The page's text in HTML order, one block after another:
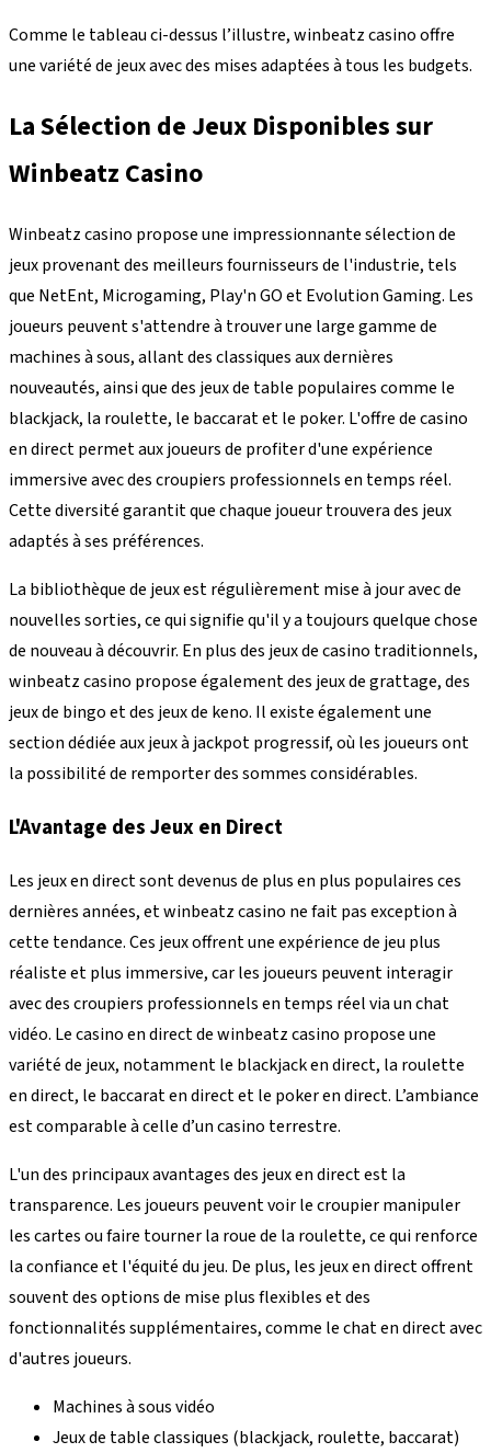
Comme le tableau ci-dessus l’illustre, winbeatz casino offre
une variété de jeux avec des mises adaptées à tous les budgets.
La Sélection de Jeux Disponibles sur
Winbeatz Casino
Winbeatz casino propose une impressionnante sélection de
jeux provenant des meilleurs fournisseurs de l'industrie, tels
que NetEnt, Microgaming, Play'n GO et Evolution Gaming. Les
joueurs peuvent s'attendre à trouver une large gamme de
machines à sous, allant des classiques aux dernières
nouveautés, ainsi que des jeux de table populaires comme le
blackjack, la roulette, le baccarat et le poker. L'offre de casino
en direct permet aux joueurs de profiter d'une expérience
immersive avec des croupiers professionnels en temps réel.
Cette diversité garantit que chaque joueur trouvera des jeux
adaptés à ses préférences.
La bibliothèque de jeux est régulièrement mise à jour avec de
nouvelles sorties, ce qui signifie qu'il y a toujours quelque chose
de nouveau à découvrir. En plus des jeux de casino traditionnels,
winbeatz casino propose également des jeux de grattage, des
jeux de bingo et des jeux de keno. Il existe également une
section dédiée aux jeux à jackpot progressif, où les joueurs ont
la possibilité de remporter des sommes considérables.
L'Avantage des Jeux en Direct
Les jeux en direct sont devenus de plus en plus populaires ces
dernières années, et winbeatz casino ne fait pas exception à
cette tendance. Ces jeux offrent une expérience de jeu plus
réaliste et plus immersive, car les joueurs peuvent interagir
avec des croupiers professionnels en temps réel via un chat
vidéo. Le casino en direct de winbeatz casino propose une
variété de jeux, notamment le blackjack en direct, la roulette
en direct, le baccarat en direct et le poker en direct. L’ambiance
est comparable à celle d’un casino terrestre.
L'un des principaux avantages des jeux en direct est la
transparence. Les joueurs peuvent voir le croupier manipuler
les cartes ou faire tourner la roue de la roulette, ce qui renforce
la confiance et l'équité du jeu. De plus, les jeux en direct offrent
souvent des options de mise plus flexibles et des
fonctionnalités supplémentaires, comme le chat en direct avec
d'autres joueurs.
Machines à sous vidéo
Jeux de table classiques (blackjack, roulette, baccarat)